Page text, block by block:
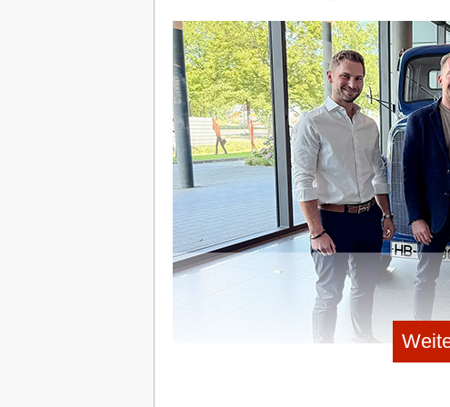
JOEL ON TOUR, TEIL 2 (24.01.2018)
KI-gestützte Ansätze, um externe Belege
überführen.
Die Plattform sei in zehn Sprachen
Ländern genutzt.
Monatlich verwalte das System laut
46 Anwender, darunter Großkunden wie
Gründer & Köpfe
Gegründet wurde das Start-up 2021 von
Philipp Hüning. Das Team formierte sich als
Materialfluss und Logistik (IML) in Dortmund.
Die jüngste Wachstumsphase wird durch eine
Finanzierungsrunde in Höhe von über fünf
Risikokapitalgeber Capnamic. Infolge der
über 30 Mitarbeitende angewachsen.
Co-Founder Dr. Philipp Hüning begründet die